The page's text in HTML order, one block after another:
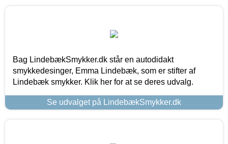
Bag LindebækSmykker.dk står en autodidakt
smykkedesinger, Emma Lindebæk, som er stifter af
Lindebæk smykker. Klik her for at se deres udvalg.
Se udvalget på LindebækSmykker.dk